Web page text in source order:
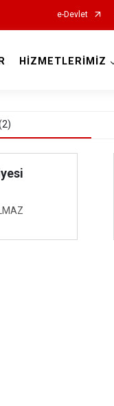
e-Devlet
HİZMETLERİMİZ